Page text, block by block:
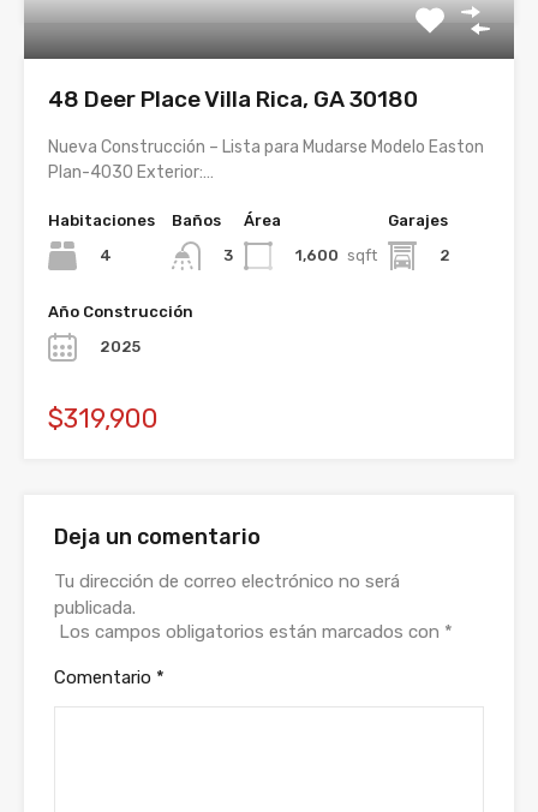
48 Deer Place Villa Rica, GA 30180
Nueva Construcción – Lista para Mudarse Modelo Easton
Plan-4030 Exterior:…
Habitaciones
4
Baños
3
Área
1,600 sqft
Garajes
2
Año Construcción
2025
$319,900
Deja un comentario
Tu dirección de correo electrónico no será
publicada.
Los campos obligatorios están marcados con *
Comentario *